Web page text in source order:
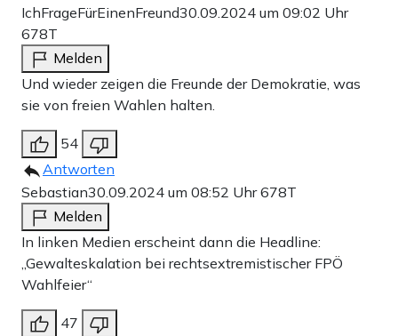
IchFrageFürEinenFreund30.09.2024 um 09:02 Uhr
678T
Melden
Und wieder zeigen die Freunde der Demokratie, was
sie von freien Wahlen halten.
54
Antworten
Sebastian30.09.2024 um 08:52 Uhr678T
Melden
In linken Medien erscheint dann die Headline:
„Gewalteskalation bei rechtsextremistischer FPÖ
Wahlfeier“
47